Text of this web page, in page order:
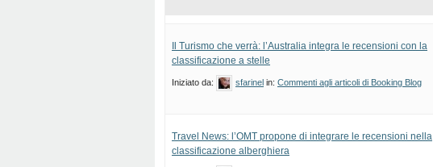
Il Turismo che verrà: l’Australia integra le recensioni con la
classificazione a stelle
Iniziato da: sfarinel in: Commenti agli articoli di Booking Blog
Travel News: l’OMT propone di integrare le recensioni nella
classificazione alberghiera